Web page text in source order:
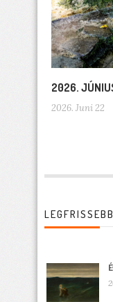
2026.
2026. Juni 22